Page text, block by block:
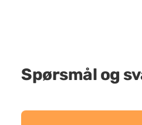
Spørsmål og